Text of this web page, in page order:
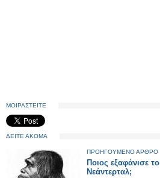
ΜΟΙΡΑΣΤΕΙΤΕ
ΔΕΙΤΕ ΑΚΟΜΑ
ΠΡΟΗΓΟΥΜΕΝΟ ΑΡΘΡΟ
Ποιος εξαφάνισε το
Νεάντερταλ;